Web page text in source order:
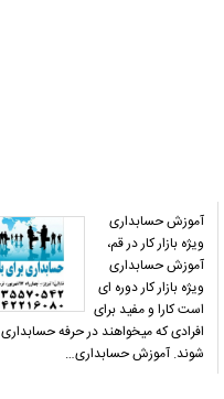
آموزش حسابداری
ویژه بازار کار در قم،
آموزش حسابداری
ویژه بازار کار دوره ای
است کارا و مفید برای
افرادی که میخواهند در حرفه حسابداری
شوند. آموزش حسابداری…